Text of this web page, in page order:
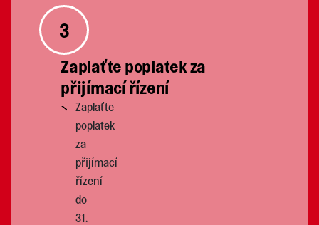
3
Zaplaťte poplatek za
přijímací řízení
Zaplaťte
poplatek
za
přijímací
řízení
do
31.